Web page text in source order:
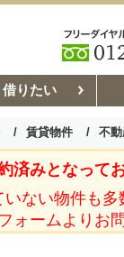
借りたい
賃貸物件 不
ム 賃貸管理コ
済みとなってお
ない物件も多
ォームよりお